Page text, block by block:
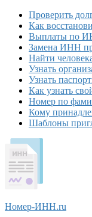
Проверить
Как
Выплаты по
Замена ИНН
Найти
Узнать
Узнать
Как узнать
Номер по
Кому
Шаблоны
Номер-ИНН.ru